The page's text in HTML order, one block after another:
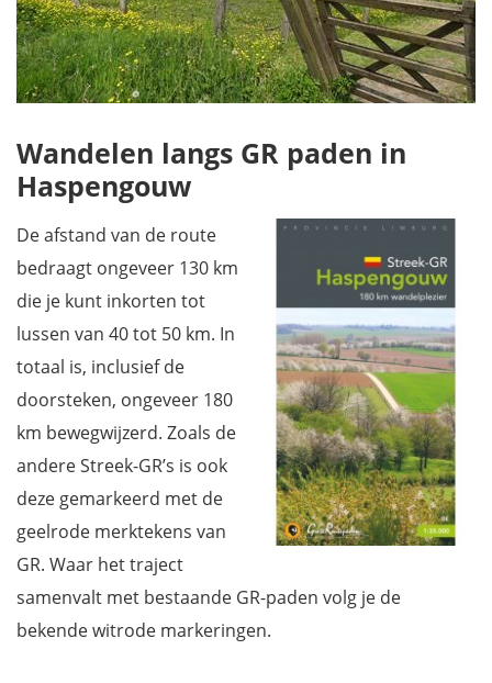
Wandelen langs GR paden in
Haspengouw
De afstand van de route
bedraagt ongeveer 130 km
die je kunt inkorten tot
lussen van 40 tot 50 km. In
totaal is, inclusief de
doorsteken, ongeveer 180
km bewegwijzerd. Zoals de
andere Streek-GR’s is ook
deze gemarkeerd met de
geelrode merktekens van
GR. Waar het traject
samenvalt met bestaande GR-paden volg je de
bekende witrode markeringen.